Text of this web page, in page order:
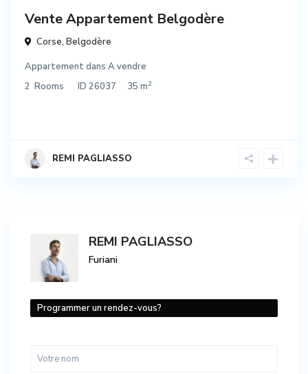
Vente Appartement Belgodère
Corse, Belgodère
Appartementdans A vendre
2 Rooms ID 26037 35 m2
REMI PAGLIASSO
REMI PAGLIASSO
Furiani
Programmer un rendez-vous?